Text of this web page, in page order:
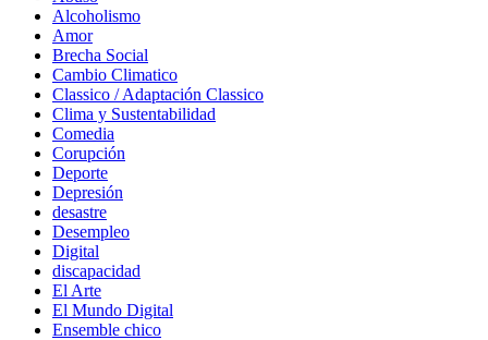
Alcoholismo
Amor
Brecha Social
Cambio Climatico
Classico / Adaptación Classico
Clima y Sustentabilidad
Comedia
Corupción
Deporte
Depresión
desastre
Desempleo
Digital
discapacidad
El Arte
El Mundo Digital
Ensemble chico